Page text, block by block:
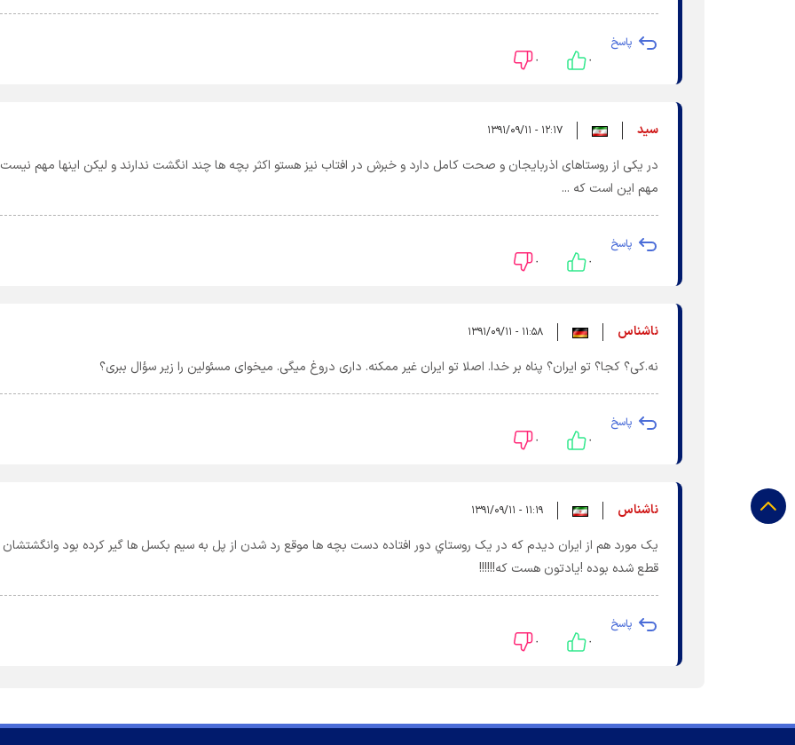
پاسخ
۰ ۰
سید ۱۲:۱۷ - ۱۳۹۱/۰۹/۱۱
در یکی از روستاهای اذربایجان و صحت کامل دارد و خبرش در افتاب نیز هستو اکثر بچه ها چند انگشت ندارند و لیکن اینها مهم نیست
مهم این است که ...
پاسخ
۰ ۰
ناشناس ۱۱:۵۸ - ۱۳۹۱/۰۹/۱۱
نه.کی؟ کجا؟ تو ایران؟ پناه بر خدا. اصلا تو ایران غیر ممکنه. داری دروغ میگی. میخوای مسئولین را زیر سؤال ببری؟
پاسخ
۰ ۰
ناشناس ۱۱:۱۹ - ۱۳۹۱/۰۹/۱۱
يک مورد هم از ايران ديدم که در يک روستاي دور افتاده دست بچه ها موقع رد شدن از پل به سيم بکسل ها گير کرده بود وانگشتشان
قطع شده بوده !يادتون هست که!!!!!!
پاسخ
۰ ۰